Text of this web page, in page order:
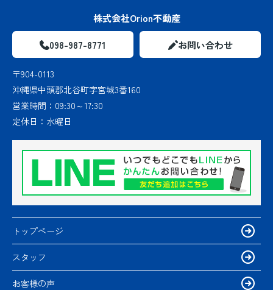
株式会社Orion不動産
098-987-8771 お問い合わせ
〒904-0113
沖縄県中頭郡北谷町字宮城3番160
営業時間： 09:30～17:30
定休日： 水曜日
トップページ
スタッフ
お客様の声